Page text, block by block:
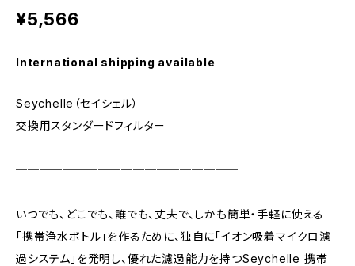
¥5,566
International shipping available
Seychelle（セイシェル）
交換用スタンダードフィルター
───────────────────
いつでも、どこでも、誰でも、丈夫で、しかも簡単・手軽に使える
「携帯浄水ボトル」を作るために、独自に「イオン吸着マイクロ濾
過システム」を発明し、優れた濾過能力を持つSeychelle 携帯